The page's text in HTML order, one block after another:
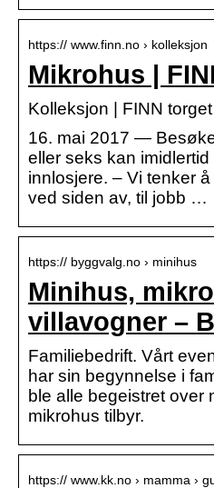
https:// www.finn.no › kolleksjon
Mikrohus |
Kolleksjon | FINN torget
16. mai 2017 —
eller seks kan
innlosjere. – Vi tenker
ved siden av, til jobb …
https:// byggvalg.no › minihus
Minihus,
villavogner –
Familiebedrift. Vårt
har sin begynnelse i
ble alle begeistret over
mikrohus tilbyr.
https:// www.kk.no › mamma ›